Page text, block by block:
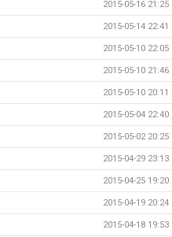
2015-05-16 21:25
2015-05-14 22:41
2015-05-10 22:05
2015-05-10 21:46
2015-05-10 20:11
2015-05-04 22:40
2015-05-02 20:25
2015-04-29 23:13
2015-04-25 19:20
2015-04-19 20:24
2015-04-18 19:53